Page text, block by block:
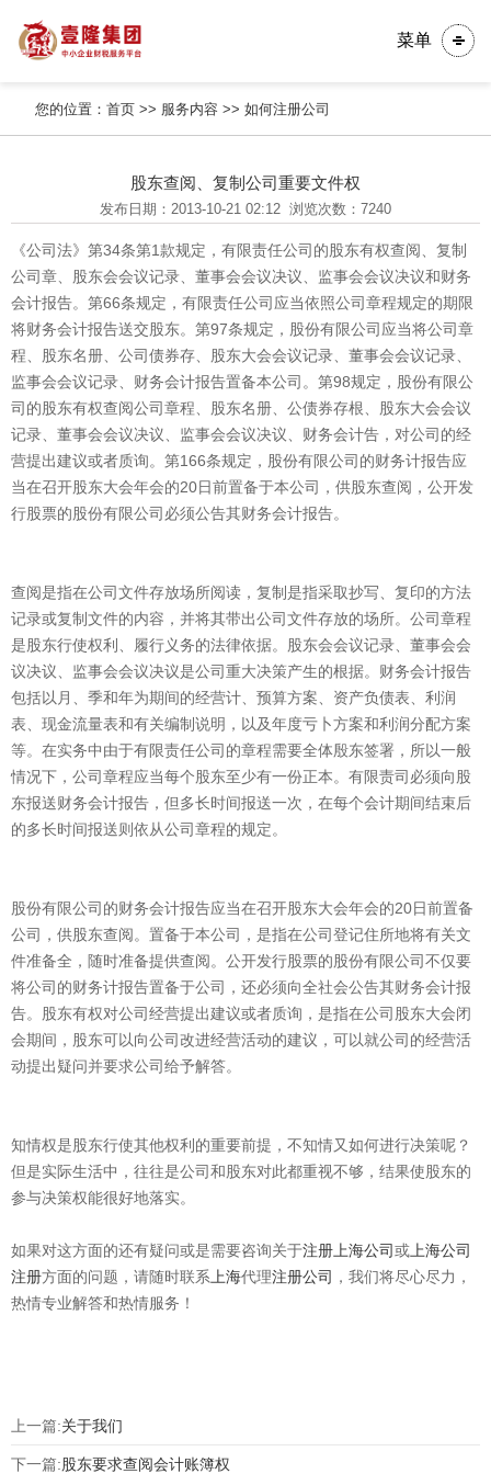
菜单
您的位置：首页 >> 服务内容 >>如何注册公司
股东查阅、复制公司重要文件权
发布日期：2013-10-21 02:12 浏览次数：7240
《公司法》第34条第1款规定，有限责任公司的股东有权查阅、复制
公司章、股东会会议记录、董事会会议决议、监事会会议决议和财务
会计报告。第66条规定，有限责任公司应当依照公司章程规定的期限
将财务会计报告送交股东。第97条规定，股份有限公司应当将公司章
程、股东名册、公司债券存、股东大会会议记录、董事会会议记录、
监事会会议记录、财务会计报告置备本公司。第98规定，股份有限公
司的股东有权查阅公司章程、股东名册、公债券存根、股东大会会议
记录、董事会会议决议、监事会会议决议、财务会计告，对公司的经
营提出建议或者质询。第166条规定，股份有限公司的财务计报告应
当在召开股东大会年会的20日前置备于本公司，供股东查阅，公开发
行股票的股份有限公司必须公告其财务会计报告。
查阅是指在公司文件存放场所阅读，复制是指采取抄写、复印的方法
记录或复制文件的内容，并将其带出公司文件存放的场所。公司章程
是股东行使权利、履行义务的法律依据。股东会会议记录、董事会会
议决议、监事会会议决议是公司重大决策产生的根据。财务会计报告
包括以月、季和年为期间的经营计、预算方案、资产负债表、利润
表、现金流量表和有关编制说明，以及年度亏卜方案和利润分配方案
等。在实务中由于有限责任公司的章程需要全体殷东签署，所以一般
情况下，公司章程应当每个股东至少有一份正本。有限责司必须向股
东报送财务会计报告，但多长时间报送一次，在每个会计期间结束后
的多长时间报送则依从公司章程的规定。
股份有限公司的财务会计报告应当在召开股东大会年会的20日前置备
公司，供股东查阅。置备于本公司，是指在公司登记住所地将有关文
件准备全，随时准备提供查阅。公开发行股票的股份有限公司不仅要
将公司的财务计报告置备于公司，还必须向全社会公告其财务会计报
告。股东有权对公司经营提出建议或者质询，是指在公司股东大会闭
会期间，股东可以向公司改进经营活动的建议，可以就公司的经营活
动提出疑问并要求公司给予解答。
知情权是股东行使其他权利的重要前提，不知情又如何进行决策呢？
但是实际生活中，往往是公司和股东对此都重视不够，结果使股东的
参与决策权能很好地落实。
如果对这方面的还有疑问或是需要咨询关于注册上海公司或 上海公司
注册方面的问题，请随时联系 上海代理注册公司 ，我们将尽心尽力，
热情专业解答和热情服务！
上一篇:关于我们
下一篇:股东要求查阅会计账簿权